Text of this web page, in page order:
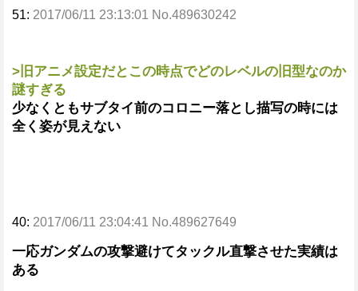
51: 2017/06/11 23:13:01 No.489630242
>旧アニメ設定だとこの時点でどのレベルの旧型なのか
謎すぎる
少なくともサブタイ前のコロニー落とし描写の時には
全く姿が見えない
40: 2017/06/11 23:04:41 No.489627649
一応ガンダムの攻撃避けてタックル直撃させた実績は
ある